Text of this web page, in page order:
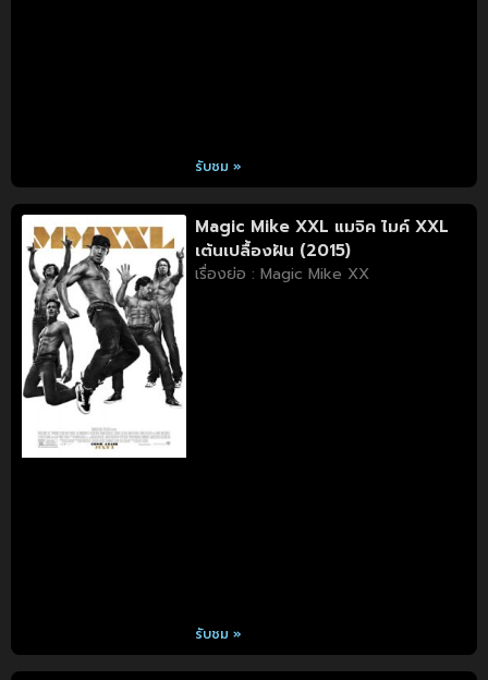
รับชม »
Magic Mike XXL แมจิค ไมค์ XXL
เต้นเปลื้องฝัน (2015)
เรื่องย่อ : Magic Mike XX
รับชม »